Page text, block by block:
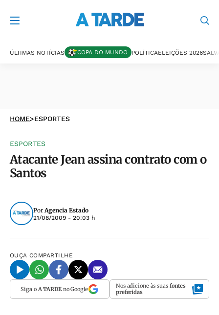
ÚLTIMAS NOTÍCIAS COPA DO MUNDO POLÍTICAELEIÇÕES 2026
HOME>ESPORTES
ESPORTES
Atacante Jean assina contrato com o
Santos
PorAgencia Estado
21/08/2009 - 20:03 h
OUÇA COMPARTILHE
Siga o A TARDEno Google Nos adicione às suas fontes
preferidas